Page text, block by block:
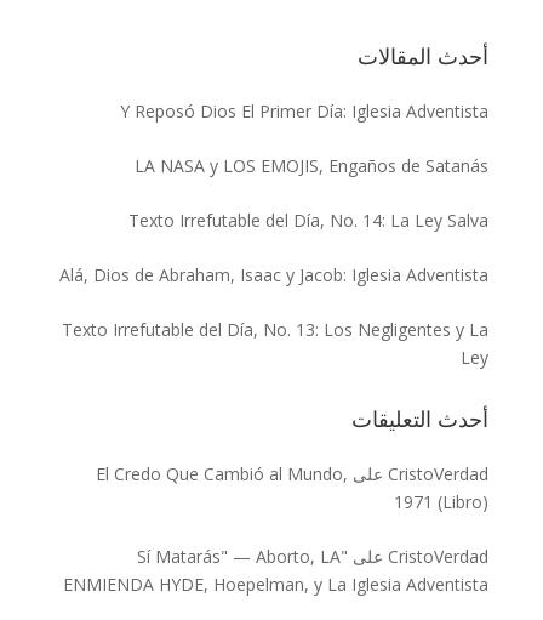
أحدث المقالات
Y Reposó Dios El Primer Día: Iglesia Adventista
LA NASA y LOS EMOJIS, Engaños de Satanás
Texto Irrefutable del Día, No. 14: La Ley Salva
Alá, Dios de Abraham, Isaac y Jacob: Iglesia Adventista
Texto Irrefutable del Día, No. 13: Los Negligentes y La
Ley
أحدث التعليقات
CristoVerdad على El Credo Que Cambió al Mundo,
1971 (Libro)
CristoVerdad على "Sí Matarás" — Aborto, LA
ENMIENDA HYDE, Hoepelman, y La Iglesia Adventista